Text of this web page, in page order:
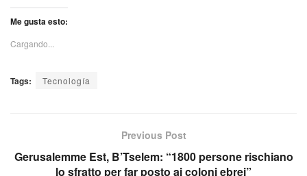
Me gusta esto:
Cargando...
Tags: Tecnología
Previous Post
Gerusalemme Est, B’Tselem: “1800 persone rischiano
lo sfratto per far posto ai coloni ebrei”